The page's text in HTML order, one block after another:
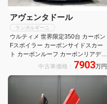
アヴェンタドール
ランボルギーニ
ウルティメ 世界限定350台 カーボン
Fスポイラー カーボンサイドスカー
ト カーボンルーフ カーボンリアディ
フューザー カーボンリアエアダクト
中古車価格： 7903万円